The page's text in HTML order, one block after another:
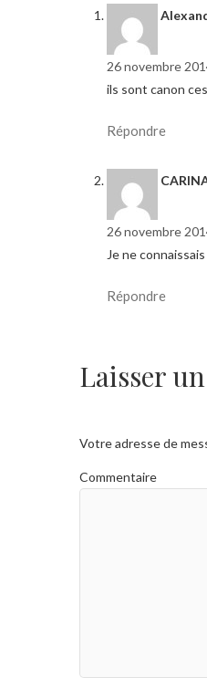
26 novembre
ils sont canon
Répondre
26 novembre
Je ne
Répondre
Laisser
Votre adresse de
Commentaire